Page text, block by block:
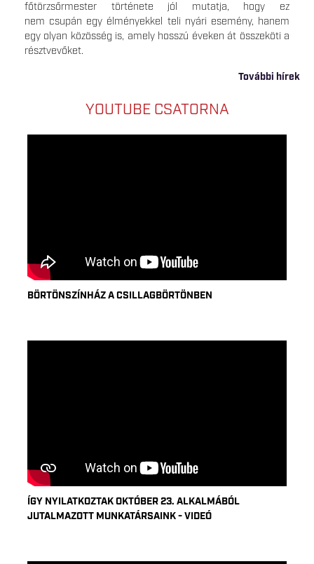
főtörzsőrmester története jól mutatja, hogy ez
nem csupán egy élményekkel teli nyári esemény, hanem
egy olyan közösség is, amely hosszú éveken át összeköti a
résztvevőket.
További hírek
YOUTUBE CSATORNA
BÖRTÖNSZÍNHÁZ A CSILLAGBÖRTÖNBEN
ÍGY NYILATKOZTAK OKTÓBER 23. ALKALMÁBÓL
JUTALMAZOTT MUNKATÁRSAINK - VIDEÓ